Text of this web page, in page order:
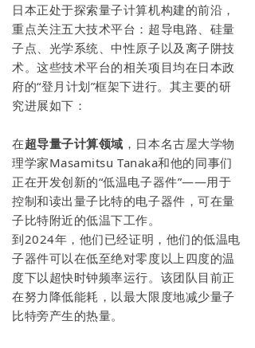
日本正处于探索量子计算机构建的前沿，
重点关注五大技术平台：超导电路、硅量
子点、光学系统、中性原子以及离子阱技
术。这些技术平台的相关项目均在日本政
府的“登月计划”框架下进行。其主要的研
究进展如下：
在超导量子计算领域 ，日本名古屋大学物
理学家Masamitsu Tanaka和他的同事们
正在开发创新的“低温电子器件”——用于
控制和读出量子比特的电子器件，可在量
子比特附近的低温下工作。
到2024年，他们已经证明，他们的低温电
子器件可以在低至绝对零度以上四度的温
度下以超快时钟频率运行。该团队目前正
在努力降低能耗，以最大限度地减少量子
比特旁产生的热量。